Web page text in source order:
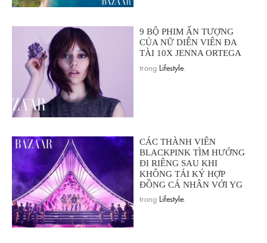
9 BỘ PHIM ẤN TƯỢNG
CỦA NỮ DIỄN VIÊN ĐA
TÀI 10X JENNA ORTEGA
trong Lifestyle
CÁC THÀNH VIÊN
BLACKPINK TÌM HƯỚNG
ĐI RIÊNG SAU KHI
KHÔNG TÁI KÝ HỢP
ĐỒNG CÁ NHÂN VỚI YG
trong Lifestyle